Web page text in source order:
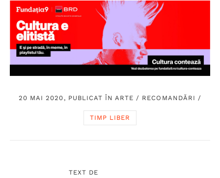
20 MAI 2020, PUBLICAT ÎNARTE / RECOMANDĂRI /
TIMP LIBER
TEXT DE